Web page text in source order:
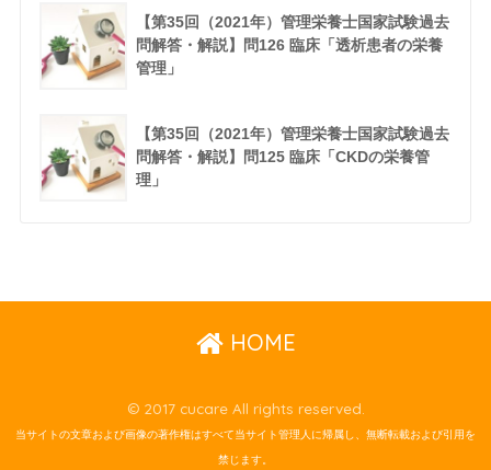
【第35回（2021年）管理栄養士国家試験過去
問解答・解説】問126 臨床「透析患者の栄養
管理」
【第35回（2021年）管理栄養士国家試験過去
問解答・解説】問125 臨床「CKDの栄養管
理」
HOME
© 2017 cucare All rights reserved.
当サイトの文章および画像の著作権はすべて当サイト管理人に帰属し、無断転載および引用を
禁じます。